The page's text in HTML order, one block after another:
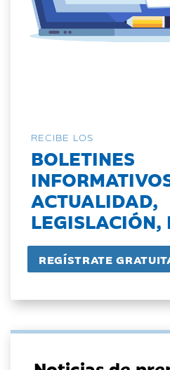
RECIBE LOS
BOLETINES
ACTUALIDAD,
LEGISLACIÓN,